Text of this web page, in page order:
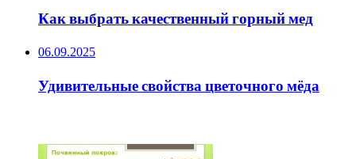
Как выбрать качественный горный мед
06.09.2025
Удивительные свойства цветочного мёда